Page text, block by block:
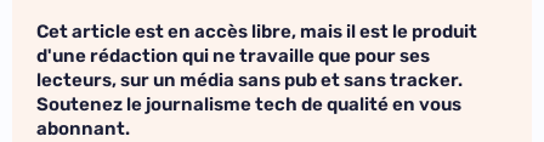
Cet article est en accès libre, mais il est le produit
d'une rédaction qui ne travaille que pour ses
lecteurs, sur un média sans pub et sans tracker.
Soutenez le journalisme tech de qualité en vous
abonnant.